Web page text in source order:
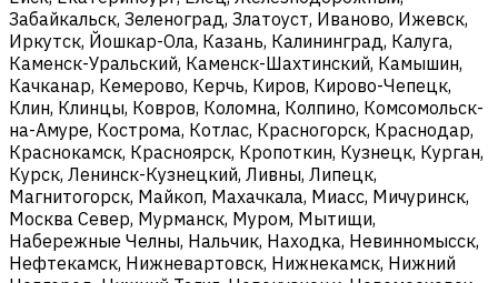
Забайкальск, Зеленоград, Златоуст, Иваново, Ижевск,
Иркутск, Йошкар-Ола, Казань, Калининград, Калуга,
Каменск-Уральский, Каменск-Шахтинский, Камышин,
Качканар, Кемерово, Керчь, Киров, Кирово-Чепецк,
Клин, Клинцы, Ковров, Коломна, Колпино, Комсомольск-
на-Амуре, Кострома, Котлас, Красногорск, Краснодар,
Краснокамск, Красноярск, Кропоткин, Кузнецк, Курган,
Курск, Ленинск-Кузнецкий, Ливны, Липецк,
Магнитогорск, Майкоп, Махачкала, Миасс, Мичуринск,
Москва Север, Мурманск, Муром, Мытищи,
Набережные Челны, Нальчик, Находка, Невинномысск,
Нефтекамск, Нижневартовск, Нижнекамск, Нижний